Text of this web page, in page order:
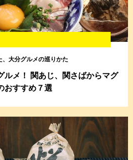
大分グルメの巡りかた
ルメ！ 関あじ、関さばからマグ
おすすめ７選